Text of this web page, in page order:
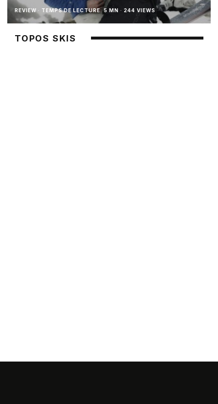
REVIEW · TEMPS DE LECTURE: 5 MN · 244 VIEWS
TOPOS SKIS